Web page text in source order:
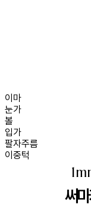
이마
눈가
볼
입가
팔자주름
이중턱
써